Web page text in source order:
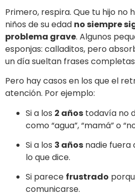
Primero, respira. Que tu hijo no
niños de su edad no siempre
problema grave. Algunos
esponjas: calladitos, pero
un día sueltan frases
Pero hay casos en los que el
atención. Por ejemplo:
Si a los 2 años todavía no
como “agua”, “mamá” o
Si a los 3 años nadie fuera
lo que dice.
Si parece frustrado
comunicarse.